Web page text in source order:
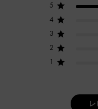
5
4
3
2
1
レ